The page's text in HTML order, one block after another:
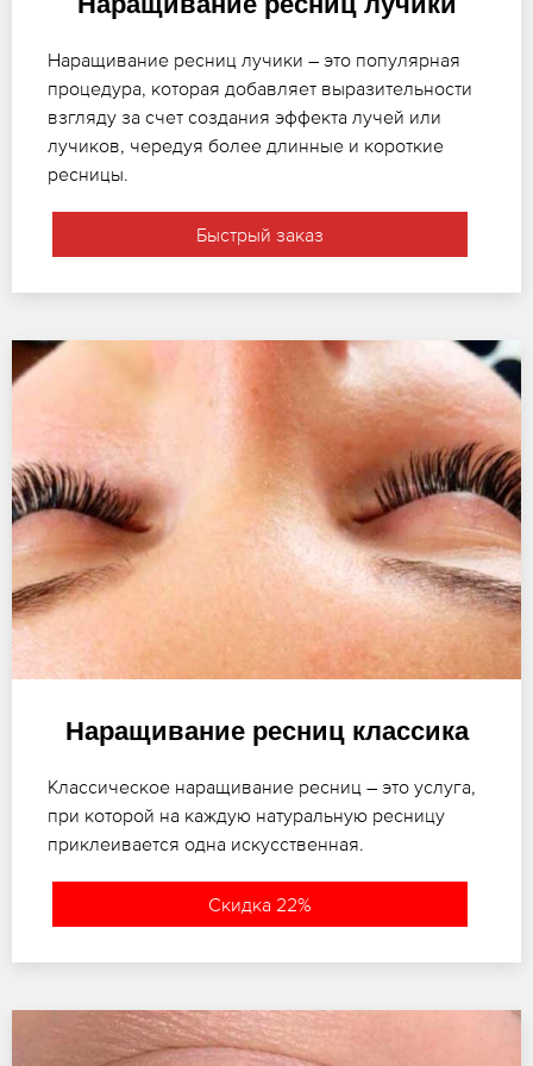
Наращивание ресниц лучики – это популярная
процедура, которая добавляет выразительности
взгляду за счет создания эффекта лучей или
лучиков, чередуя более длинные и короткие
ресницы.
Быстрый заказ
Наращивание ресниц классика
Классическое наращивание ресниц – это услуга,
при которой на каждую натуральную ресницу
приклеивается одна искусственная.
Скидка 22%